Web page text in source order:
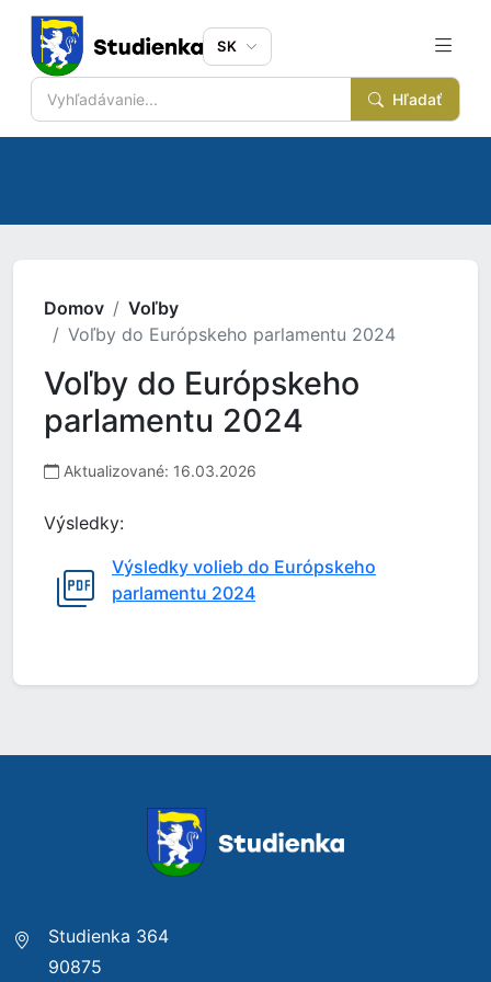
Hľadať
SK
Domov
Voľby
Voľby do Európskeho parlamentu 2024
Voľby do Európskeho
parlamentu 2024
Aktualizované: 16.03.2026
Výsledky:
Výsledky volieb do Európskeho
parlamentu 2024
Studienka 364
90875